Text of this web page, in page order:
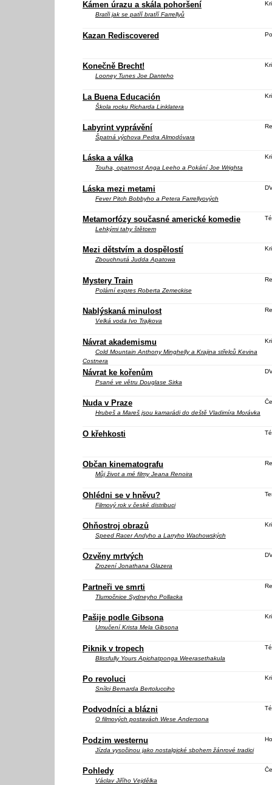
Kámen úrazu a skála pohoršení
Bratři jak se patříbratří Farrellyů
Kazan Rediscovered
Konečně Brecht!
Looney TunesJoe Danteho
La Buena Educación
Škola rockuRicharda Linklatera
Labyrint vyprávění
Špatná výchova Pedra Almodóvara
Láska a válka
Touha, opatrnostAnga Leeho a PokáníJoe Wrighta
Láska mezi metami
Fever Pitch Bobbyho a Petera Farrellyových
Metamorfózy současné americké komedie
Lehkými tahy štětcem
Mezi dětstvím a dospělostí
ZbouchnutáJudda Apatowa
Mystery Train
Polární expresRoberta Zemeckise
Nablýskaná minulost
Velká vodaIvo Trajkova
Návrat akademismu
Cold Mountain Anthony Minghelly a Krajina střelcůKevina
Costnera
Návrat ke kořenům
Psané ve větruDouglase Sirka
Nuda v Praze
Hrubeš a Mareš jsou kamarádi do deštěVladimíra Morávka
O křehkosti
Občan kinematografu
Můj život a mé filmyJeana Renoira
Ohlédni se v hněvu?
Filmový rok v české distribuci
Ohňostroj obrazů
Speed RacerAndyho a Larryho Wachowských
Ozvěny mrtvých
ZrozeníJonathana Glazera
Partneři ve smrti
TlumočniceSydneyho Pollacka
Pašije podle Gibsona
Umučení Krista Mela Gibsona
Piknik v tropech
Blissfully YoursApichatponga Weerasethakula
Po revoluci
SnílciBernarda Bertolucciho
Podvodníci a blázni
O filmových postavách Wese Andersona
Podzim westernu
Jízda vysočinoujako nostalgické sbohem žánrové tradici
Pohledy
VáclavJiřího Vejdělka